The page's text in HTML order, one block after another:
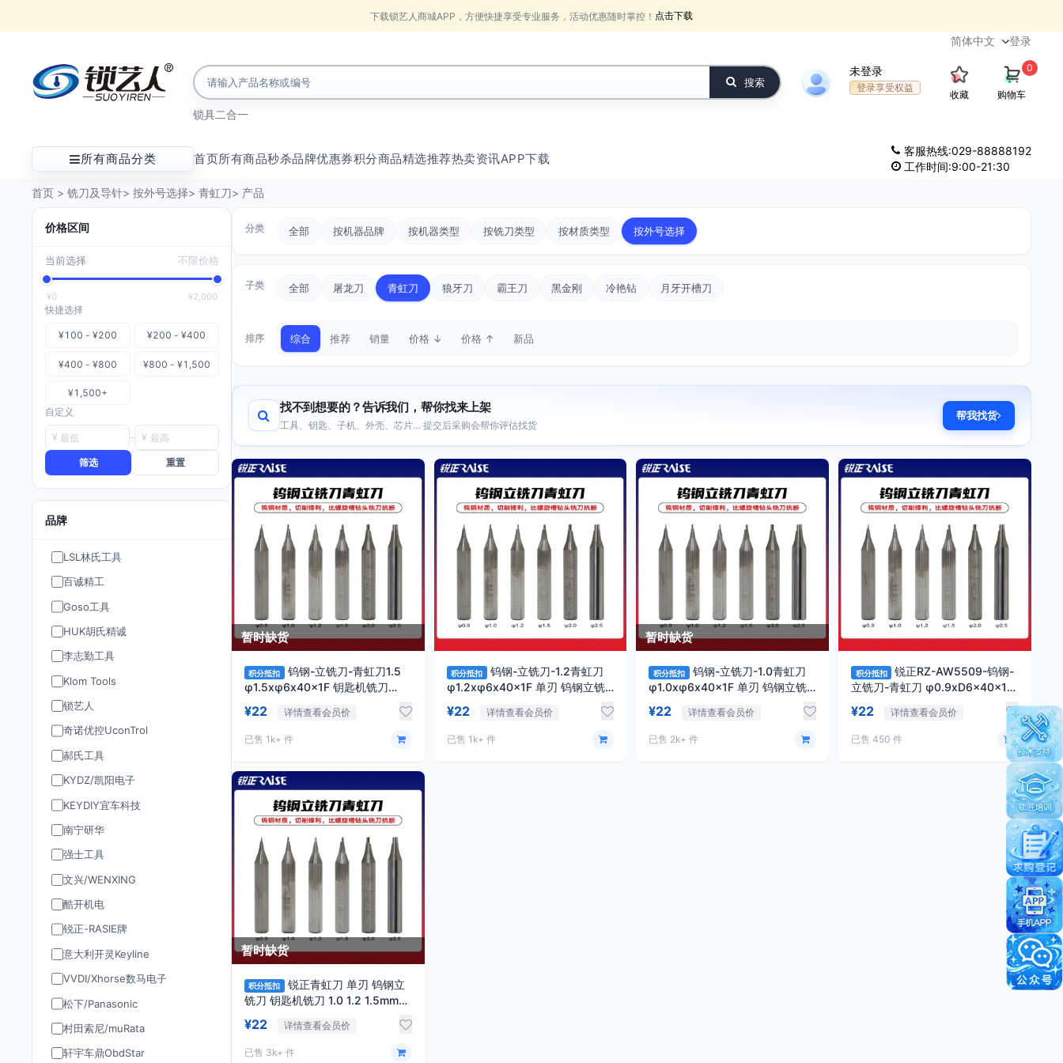
下载锁艺人商城APP，方便快捷享受专业服务，活动优惠随时掌控！ 点击下载
登录
搜索
锁具二合一
未登录
登录享受权益
收藏 购物车
0
所有商品分类 首页所有商品秒杀品牌优惠券积分商品精选推荐热卖资讯APP下载
客服热线:029-88888192
工作时间:9:00-21:30
首页 > 铣刀及导针> 按外号选择> 青虹刀> 产品
价格区间
当前选择 不限价格
¥0 ¥2,000
快捷选择
¥100 - ¥200 ¥200 - ¥400
¥400 - ¥800 ¥800 - ¥1,500
¥1,500+
自定义
¥ ¥
筛选 重置
品牌
LSL林氏工具
百诚精工
Goso工具
HUK胡氏精诚
李志勤工具
Klom Tools
锁艺人
奇诺优控UconTrol
郝氏工具
KYDZ/凯阳电子
KEYDIY宜车科技
南宁研华
强士工具
文兴/WENXING
酷开机电
锐正-RASIE牌
意大利开灵Keyline
VVDI/Xhorse数马电子
松下/Panasonic
村田索尼/muRata
轩宇车鼎ObdStar
分类 全部 按机器品牌 按机器类型 按铣刀类型 按材质类型 按外号选择
子类 全部 屠龙刀 青虹刀 狼牙刀 霸王刀 黑金刚 冷艳钻 月牙开槽刀
排序 综合 推荐 销量 价格 ↓ 价格 ↑ 新品
找不到想要的？告诉我们，帮你找来上架
工具、钥匙、子机、外壳、芯片… 提交后采购会帮你评估找货
帮我找货
暂时缺货
积分抵扣
钨钢-立铣刀-青虹刀1.5
φ1.5xφ6x40x1F 钥匙机铣刀
¥22 详情查看会员价
已售 1k+ 件
积分抵扣
钨钢-立铣刀-1.2青虹刀
φ1.2xφ6x40x1F 单刃 钨钢立铣
¥22 详情查看会员价
已售 1k+ 件
暂时缺货
积分抵扣
钨钢-立铣刀-1.0青虹刀
φ1.0xφ6x40x1F 单刃 钨钢立铣
¥22 详情查看会员价
已售 2k+ 件
积分抵扣
锐正RZ-AW5509-钨钢-
立铣刀-青虹刀 φ0.9xD6x40x1T
¥22 详情查看会员价
已售 450 件
暂时缺货
积分抵扣
锐正青虹刀 单刃 钨钢立
铣刀 钥匙机铣刀 1.0 1.2 1.5mm
¥22 详情查看会员价
已售 3k+ 件